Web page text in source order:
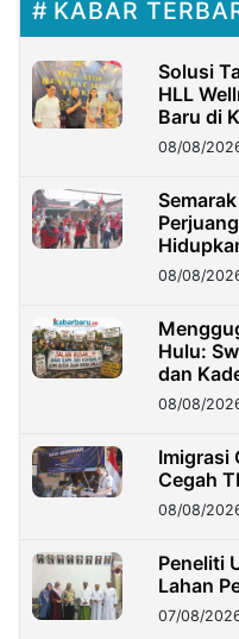
KABAR
Solusi
HLL
Baru di
08/08/
08/08/
Hulu:
dan
08/08/
Imigrasi
Cegah
08/08/
Peneliti
Lahan
07/08/